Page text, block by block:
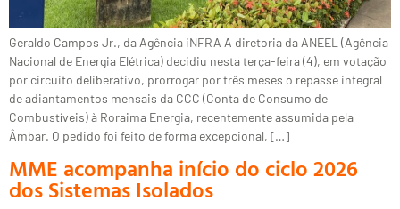
Geraldo Campos Jr., da Agência iNFRA A diretoria da ANEEL (Agência
Nacional de Energia Elétrica) decidiu nesta terça-feira (4), em votação
por circuito deliberativo, prorrogar por três meses o repasse integral
de adiantamentos mensais da CCC (Conta de Consumo de
Combustíveis) à Roraima Energia, recentemente assumida pela
Âmbar. O pedido foi feito de forma excepcional, […]
MME acompanha início do ciclo 2026
dos Sistemas Isolados